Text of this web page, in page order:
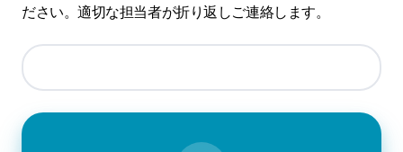
ださい。適切な担当者が折り返しご連絡します。